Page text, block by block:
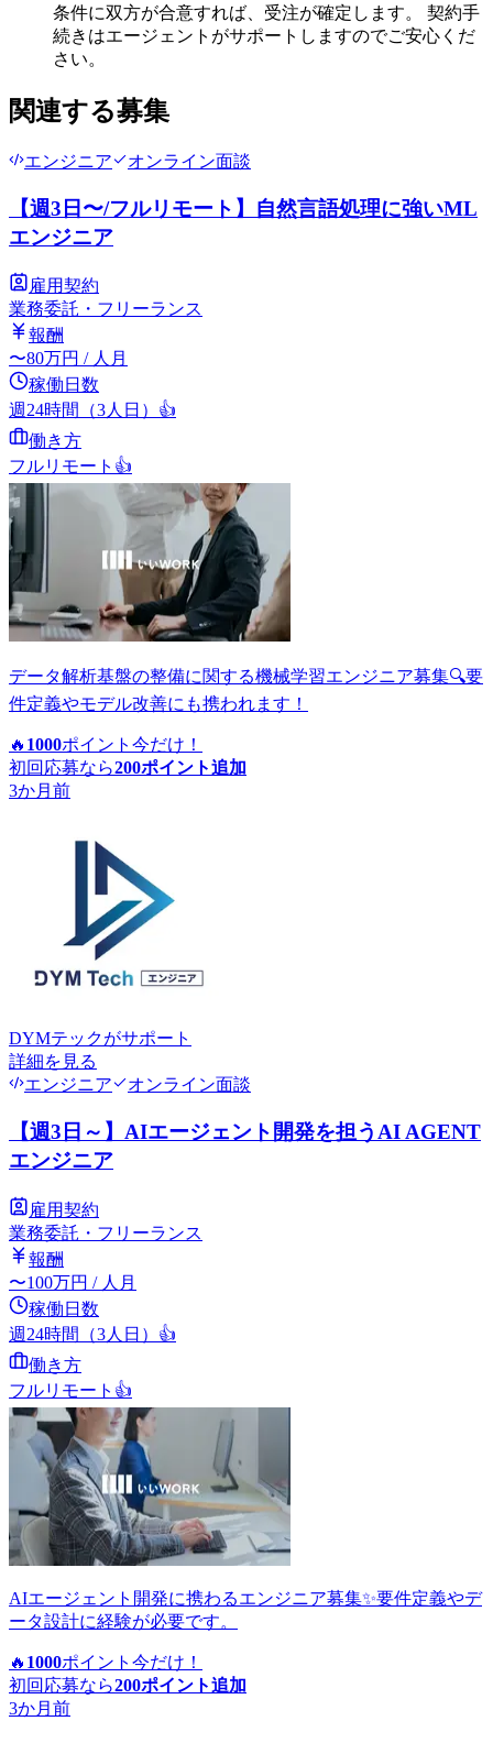
条件に双方が合意すれば、受注が確定します。 契約手
続きはエージェントがサポートしますのでご安心くだ
さい。
関連する募集
エンジニア オンライン面談
【週3日〜/フルリモート】自然言語処理に強いML
エンジニア
雇用契約
業務委託・フリーランス
報酬
〜80万円 / 人月
稼働日数
週24時間（3人日） 👍
働き方
フルリモート 👍
データ解析基盤の整備に関する機械学習エンジニア募集🔍要
件定義やモデル改善にも携われます！
🔥 1000ポイント 今だけ！
初回応募なら200ポイント追加
3か月前
DYMテックがサポート
詳細を見る
エンジニア
オンライン面談
【週3日～】AIエージェント開発を担うAI AGENT
エンジニア
雇用契約
業務委託・フリーランス
報酬
〜100万円 / 人月
稼働日数
週24時間（3人日） 👍
働き方
フルリモート 👍
AIエージェント開発に携わるエンジニア募集✨要件定義やデ
ータ設計に経験が必要です。
🔥 1000ポイント 今だけ！
初回応募なら200ポイント追加
3か月前